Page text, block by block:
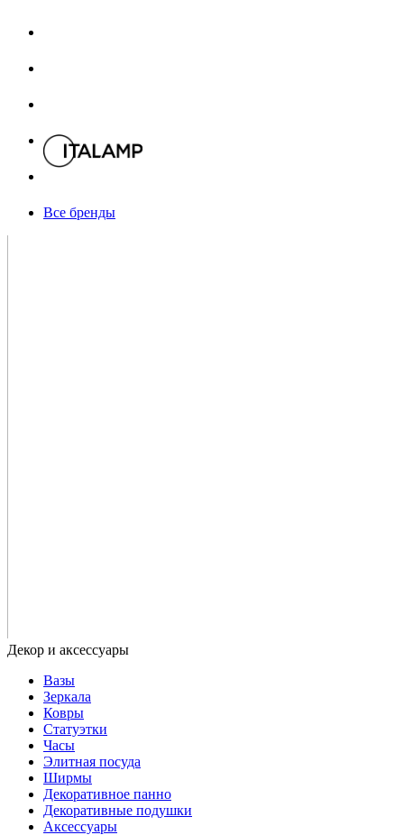
Вазы
Зеркала
Ковры
Статуэтки
Часы
Элитная посуда
Ширмы
Декоративное панно
Декоративные подушки
Аксессуары